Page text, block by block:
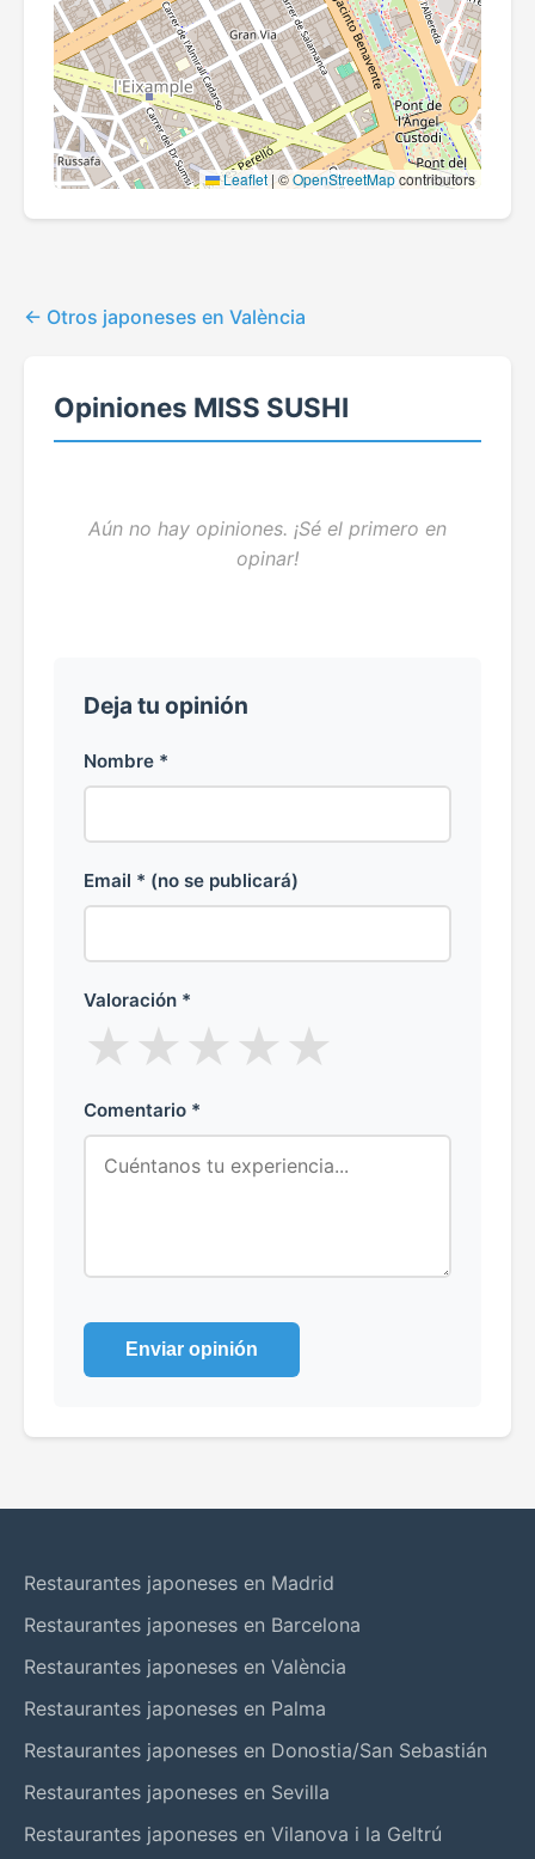
Leaflet |©OpenStreetMapcontributors
Otros japoneses en València
Opiniones MISS SUSHI
Aún no hay opiniones. ¡Sé el primero en
opinar!
Deja tu opinión
Nombre *
Email * (no se publicará)
Valoración *
★
★
★
★
★
Comentario *
Enviar opinión
Restaurantes japoneses en Madrid
Restaurantes japoneses en Barcelona
Restaurantes japoneses en València
Restaurantes japoneses en Palma
Restaurantes japoneses en Donostia/San Sebastián
Restaurantes japoneses en Sevilla
Restaurantes japoneses en Vilanova i la Geltrú